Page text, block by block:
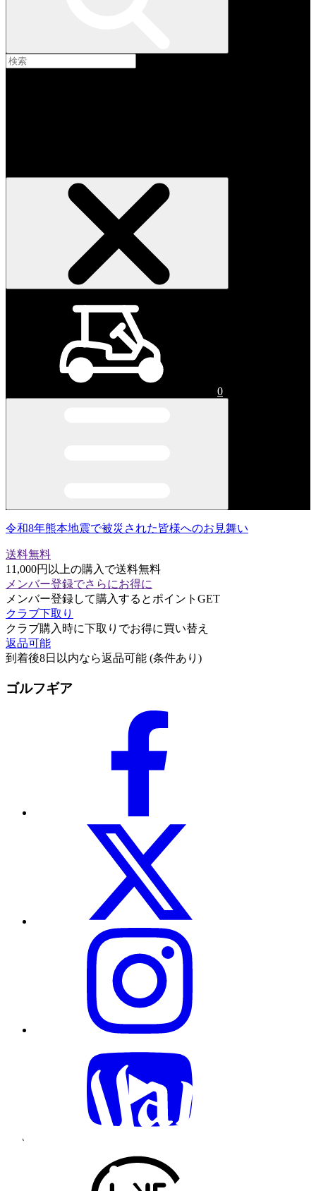
0
令和8年熊本地震で被災された皆様へのお見舞い
送料無料
11,000円以上の購入で送料無料
メンバー登録でさらにお得に
メンバー登録して購入するとポイントGET
クラブ下取り
クラブ購入時に下取りでお得に買い替え
返品可能
到着後8日以内なら返品可能 (条件あり)
ゴルフギア